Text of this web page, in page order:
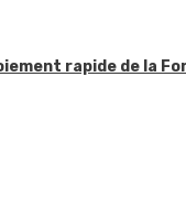
rapide de la